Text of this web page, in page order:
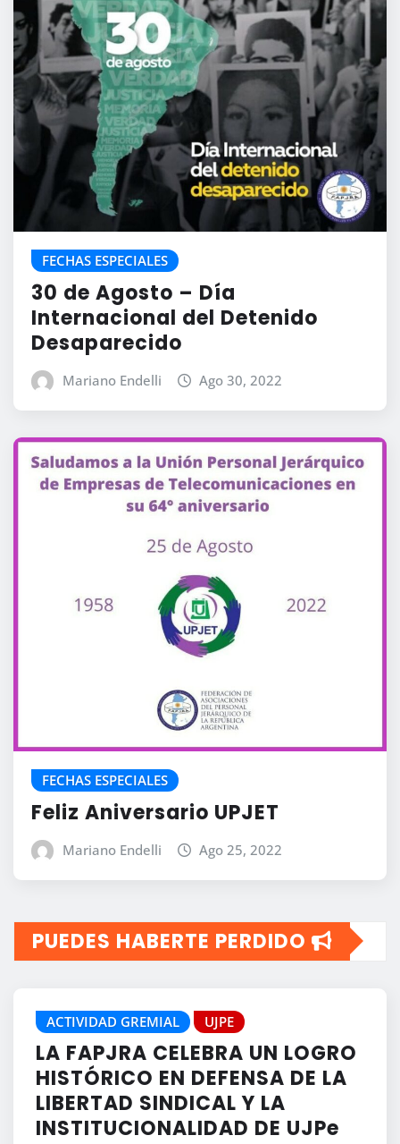
FECHAS ESPECIALES
30 de Agosto – Día
Internacional del Detenido
Desaparecido
Mariano Endelli Ago 30, 2022
FECHAS ESPECIALES
Feliz Aniversario UPJET
Mariano Endelli Ago 25, 2022
PUEDES HABERTE PERDIDO
ACTIVIDAD GREMIAL UJPE
LA FAPJRA CELEBRA UN LOGRO
HISTÓRICO EN DEFENSA DE LA
LIBERTAD SINDICAL Y LA
INSTITUCIONALIDAD DE UJPe